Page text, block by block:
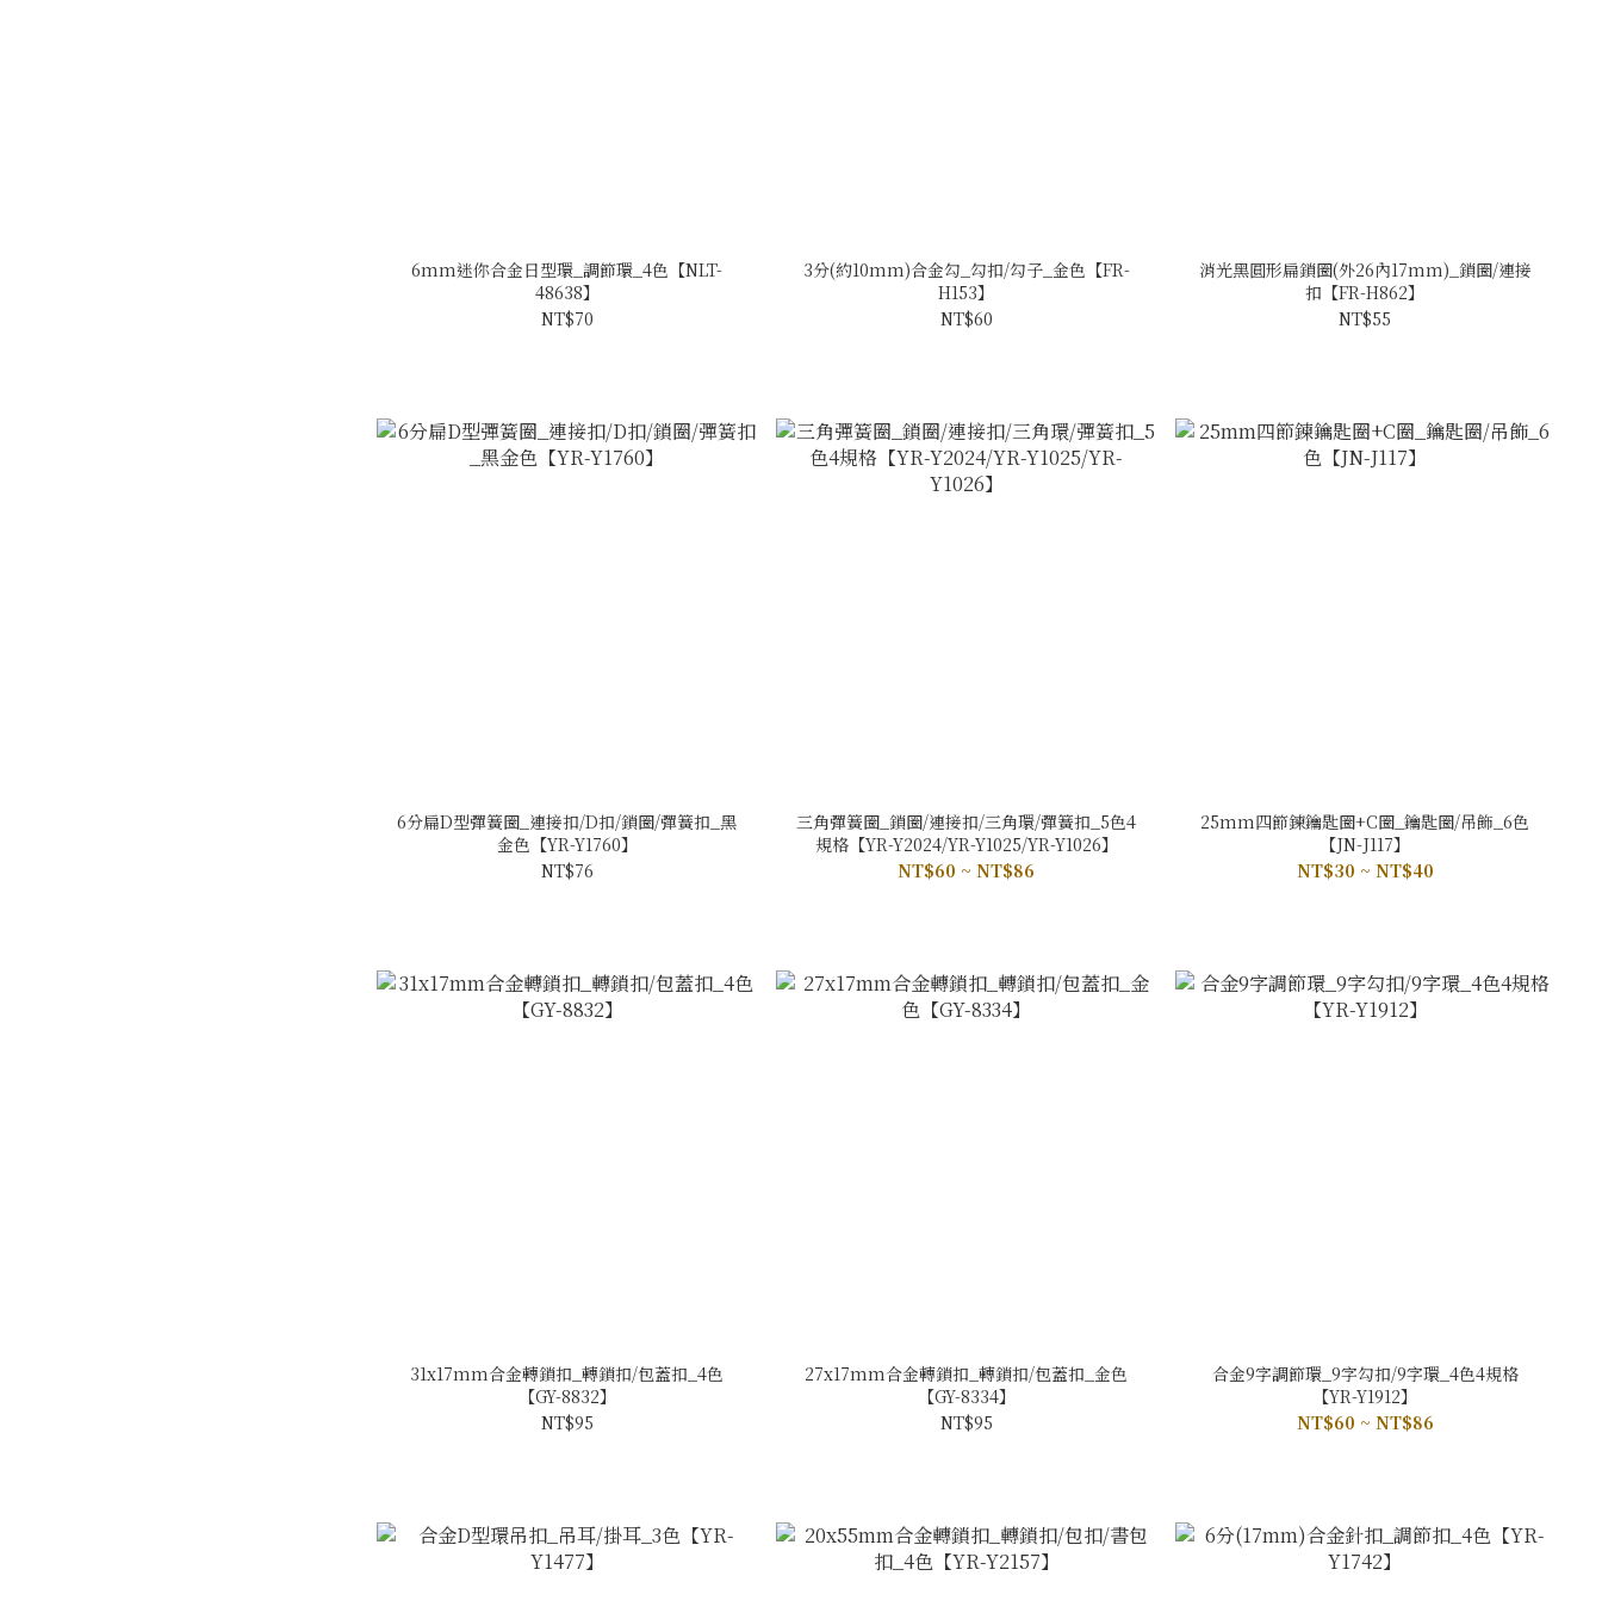
6mm迷你合金日型環_調節環_4色【NLT-
48638】
NT$70
3分(約10mm)合金勾_勾扣/勾子_金色【FR-
H153】
NT$60
消光黑圓形扁鎖圈(外26內17mm)_鎖圈/連接
扣【FR-H862】
NT$55
6分扁D型彈簧圈_連接扣/D扣/鎖圈/彈簧扣_黑
金色【YR-Y1760】
NT$76
三角彈簧圈_鎖圈/連接扣/三角環/彈簧扣_5色4
規格【YR-Y2024/YR-Y1025/YR-Y1026】
NT$60 ~ NT$86
25mm四節鍊鑰匙圈+C圈_鑰匙圈/吊飾_6色
【JN-J117】
NT$30 ~ NT$40
31x17mm合金轉鎖扣_轉鎖扣/包蓋扣_4色
【GY-8832】
NT$95
27x17mm合金轉鎖扣_轉鎖扣/包蓋扣_金色
【GY-8334】
NT$95
合金9字調節環_9字勾扣/9字環_4色4規格
【YR-Y1912】
NT$60 ~ NT$86